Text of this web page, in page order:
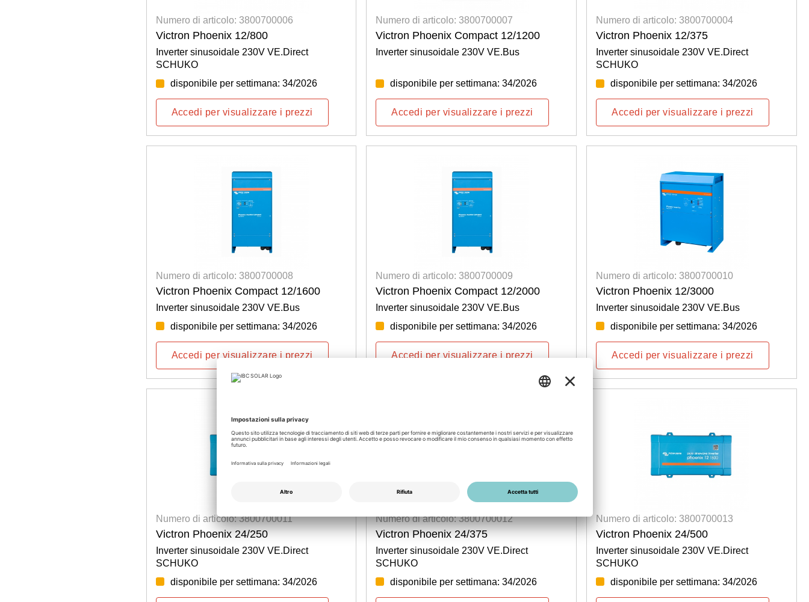
Numero di articolo: 3800700006
Victron Phoenix 12/800
Inverter sinusoidale 230V VE.Direct
SCHUKO
disponibile per settimana: 34/2026
Accedi per visualizzare i prezzi
Numero di articolo: 3800700007
Victron Phoenix Compact 12/1200
Inverter sinusoidale 230V VE.Bus
disponibile per settimana: 34/2026
Accedi per visualizzare i prezzi
Numero di articolo: 3800700004
Victron Phoenix 12/375
Inverter sinusoidale 230V VE.Direct
SCHUKO
disponibile per settimana: 34/2026
Accedi per visualizzare i prezzi
Numero di articolo: 3800700008
Victron Phoenix Compact 12/1600
Inverter sinusoidale 230V VE.Bus
disponibile per settimana: 34/2026
Accedi per visualizzare i prezzi
Numero di articolo: 3800700009
Victron Phoenix Compact 12/2000
Inverter sinusoidale 230V VE.Bus
disponibile per settimana: 34/2026
Accedi per visualizzare i prezzi
Numero di articolo: 3800700010
Victron Phoenix 12/3000
Inverter sinusoidale 230V VE.Bus
disponibile per settimana: 34/2026
Accedi per visualizzare i prezzi
Numero di articolo: 3800700011
Victron Phoenix 24/250
Inverter sinusoidale 230V VE.Direct
SCHUKO
disponibile per settimana: 34/2026
Numero di articolo: 3800700012
Victron Phoenix 24/375
Inverter sinusoidale 230V VE.Direct
SCHUKO
disponibile per settimana: 34/2026
Numero di articolo: 3800700013
Victron Phoenix 24/500
Inverter sinusoidale 230V VE.Direct
SCHUKO
disponibile per settimana: 34/2026